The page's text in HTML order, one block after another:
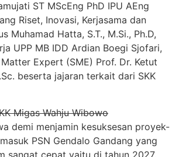
ST MScEng PhD IPU AEng
Riset, Inovasi, Kerjasama dan
Muhamad Hatta, S.T., M.Si., Ph.D,
UPP MB IDD Ardian Boegi Sjofari,
Expert (SME) Prof. Dr. Ketut
beserta jajaran terkait dari SKK
Migas Wahju Wibowo
demi menjamin kesuksesan proyek-
PSN Gendalo Gandang yang
sangat cepat yaitu di tahun 2027,